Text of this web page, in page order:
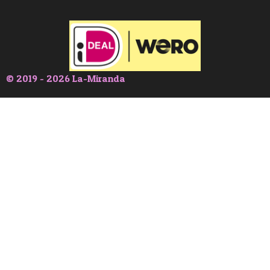
© 2019 - 2026 La-Miranda